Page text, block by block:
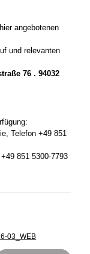
angebotenen
und relevanten
76 . 94032
Telefon +49 851
851 5300-7793
03_WEB